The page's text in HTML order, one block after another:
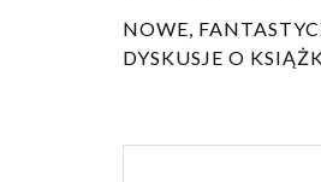
NOWE,
DYSKUSJE O